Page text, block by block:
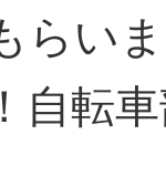
らい
自転